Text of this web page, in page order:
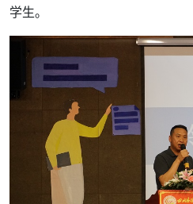
学生。